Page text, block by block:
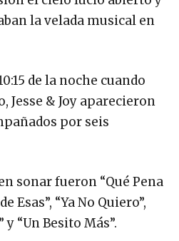
la velada musical en
de la noche cuando
Jesse & Joy aparecieron
por seis
sonar fueron “Qué Pena
Esas”, “Ya No Quiero”,
“Un Besito Más”.